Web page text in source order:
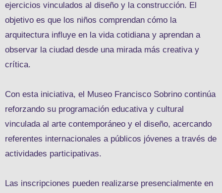
ejercicios vinculados al diseño y la construcción. El
objetivo es que los niños comprendan cómo la
arquitectura influye en la vida cotidiana y aprendan a
observar la ciudad desde una mirada más creativa y
crítica.
Con esta iniciativa, el Museo Francisco Sobrino continúa
reforzando su programación educativa y cultural
vinculada al arte contemporáneo y el diseño, acercando
referentes internacionales a públicos jóvenes a través de
actividades participativas.
Las inscripciones pueden realizarse presencialmente en